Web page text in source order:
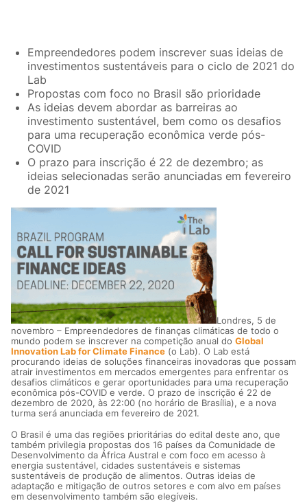
Empreendedores podem inscrever suas ideias de
investimentos sustentáveis para o ciclo de 2021 do
Lab
Propostas com foco no Brasil são prioridade
As ideias devem abordar as barreiras ao
investimento sustentável, bem como os desafios
para uma recuperação econômica verde pós-
COVID
O prazo para inscrição é 22 de dezembro; as
ideias selecionadas serão anunciadas em fevereiro
de 2021
Londres, 5 de
novembro – Empreendedores de finanças climáticas de todo o
mundo podem se inscrever na competição anual do Global
Innovation Lab for Climate Finance (o Lab). O Lab está
procurando ideias de soluções financeiras inovadoras que possam
atrair investimentos em mercados emergentes para enfrentar os
desafios climáticos e gerar oportunidades para uma recuperação
econômica pós-COVID e verde. O prazo de inscrição é 22 de
dezembro de 2020, às 22:00 (no horário de Brasília), e a nova
turma será anunciada em fevereiro de 2021.
O Brasil é uma das regiões prioritárias do edital deste ano, que
também privilegia propostas dos 16 países da Comunidade de
Desenvolvimento da África Austral e com foco em acesso à
energia sustentável, cidades sustentáveis e sistemas
sustentáveis de produção de alimentos. Outras ideias de
adaptação e mitigação de outros setores e com alvo em países
em desenvolvimento também são elegíveis.